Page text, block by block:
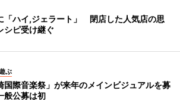
「ハイ,ジェラート」 閉店した人気店の思
シピ受け継ぐ
ぶ
国際音楽祭」が来年のメインビジュアルを募
公募は初